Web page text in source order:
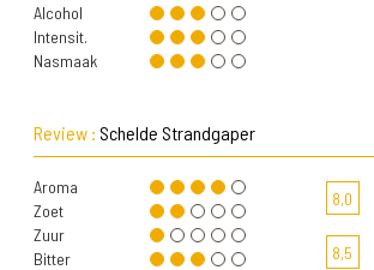
Alcohol
Intensit.
Nasmaak
Review : Schelde Strandgaper
Aroma
Zoet
Zuur
Bitter
8,0
8,5